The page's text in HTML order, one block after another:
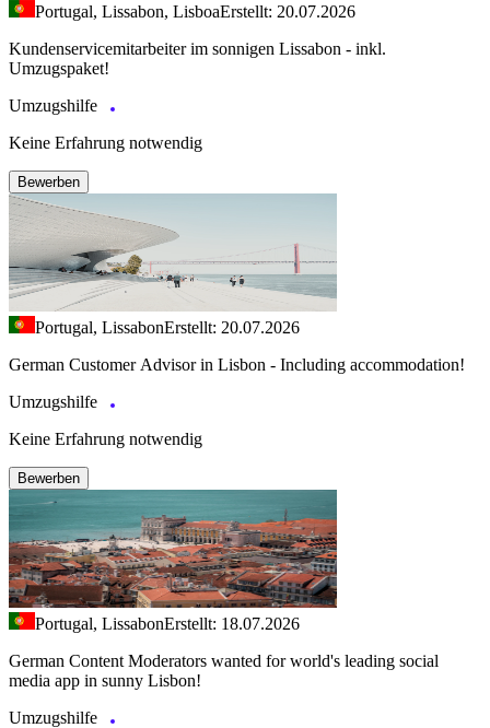
Portugal, Lissabon, LisboaErstellt: 20.07.2026
Kundenservicemitarbeiter im sonnigen Lissabon - inkl.
Umzugspaket!
Umzugshilfe
Keine Erfahrung notwendig
Bewerben
Portugal, LissabonErstellt: 20.07.2026
German Customer Advisor in Lisbon - Including accommodation!
Umzugshilfe
Keine Erfahrung notwendig
Bewerben
Portugal, LissabonErstellt: 18.07.2026
German Content Moderators wanted for world's leading social
media app in sunny Lisbon!
Umzugshilfe